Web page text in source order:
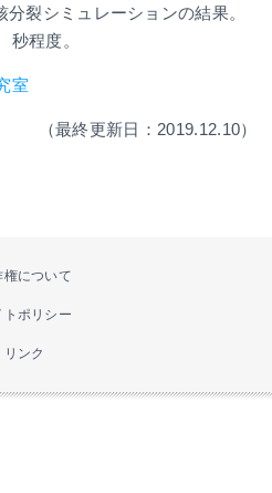
裂シミュレーションの結果。
秒程度。
室
（最終更新日：2019.12.10）
権について
トポリシー
リンク